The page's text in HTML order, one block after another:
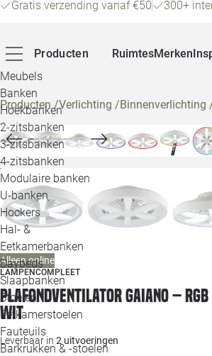
Gratis verzending vanaf €50 300+
Producten
Meubels
Banken
Hoekbanken
2-zitsbanken
3-zitsbanken
4-zitsbanken
Modulaire banken
U-banken
Hockers
Hal- &
Eetkamerbanken
Daybeds
Slaapbanken
Stoelen
Eetkamerstoelen
Fauteuils
Barkrukken & -stoelen
RuimtesMerken
Producten/Verlichting /Binnenverlichting
Alleen online
LAMPENCOMPLEET
Plafondventilator Gaiano –
Wit
Leverbaar in 2 uitvoeringen